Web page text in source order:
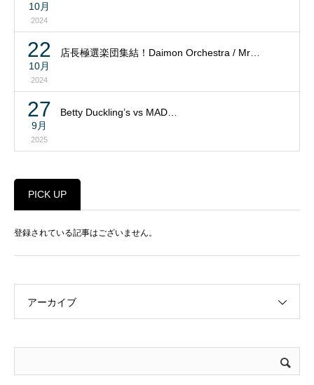
10月
2024
22
10月
2024
店長極選楽団集結！Daimon Orchestra / Mr…
27
9月
2025
Betty Duckling’s vs MAD…
PICK UP
登録されている記事はございません。
アーカイブ